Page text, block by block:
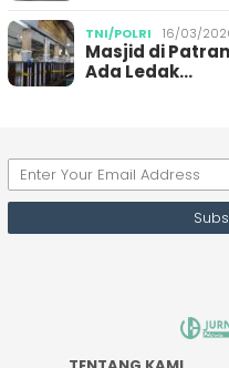
TNI/POLRI 16/03/
Masjid di
Ada Ledak…